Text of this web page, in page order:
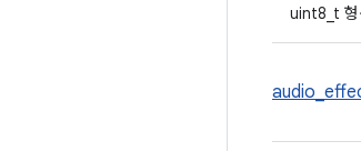
uint8_t 형